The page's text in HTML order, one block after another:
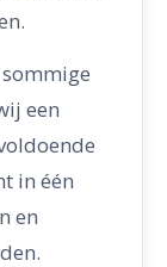
een
in één
en